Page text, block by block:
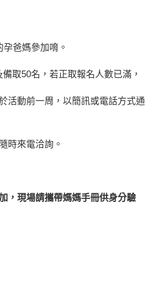
爸媽參加唷。
取50名，若正取報名人數已滿，
活動前一周，以簡訊或電話方式通
時來電洽詢。
，現場請攜帶媽媽手冊供身分驗